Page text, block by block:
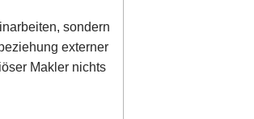
sondern
externer
Makler nichts